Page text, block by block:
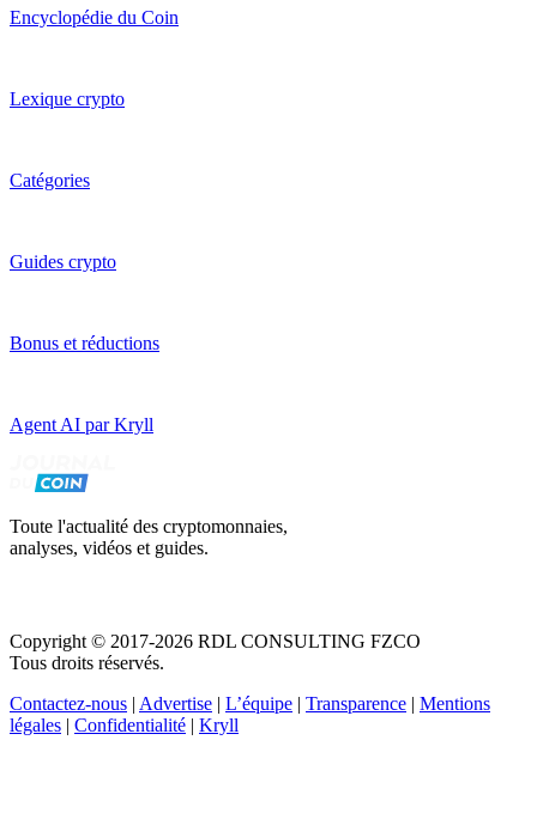
Encyclopédie du Coin
Lexique crypto
Catégories
Guides crypto
Bonus et réductions
Agent AI par Kryll
Toute l'actualité des cryptomonnaies,
analyses, vidéos et guides.
Copyright © 2017-2026 RDL CONSULTING FZCO
Tous droits réservés.
Contactez-nous | Advertise | L’équipe | Transparence | Mentions
légales | Confidentialité | Kryll